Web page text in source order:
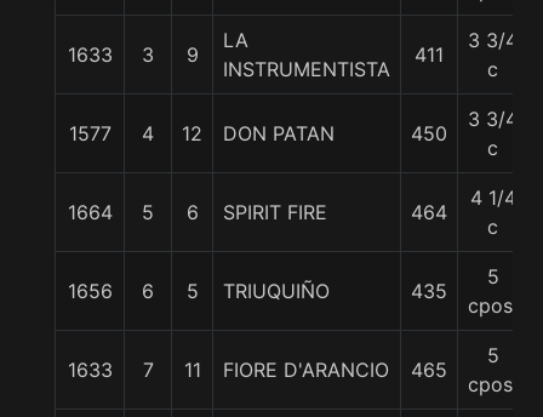
1633 3 9
LA
INSTRUMENTISTA
411
3 3/4
c
1577 4 12 DON PATAN 450
3 3/4
c
1664 5 6 SPIRIT FIRE 464
4 1/4
c
1656 6 5 TRIUQUIÑO 435
5
cpos.
1633 7 11 FIORE D'ARANCIO 465
5
cpos.